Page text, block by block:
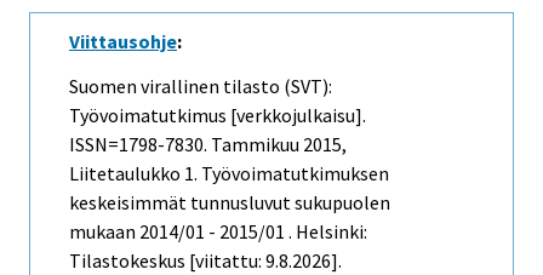
Viittausohje:
Suomen virallinen tilasto (SVT):
Työvoimatutkimus [verkkojulkaisu].
ISSN=1798-7830. Tammikuu 2015,
Liitetaulukko 1. Työvoimatutkimuksen
keskeisimmät tunnusluvut sukupuolen
mukaan 2014/01 - 2015/01 . Helsinki:
Tilastokeskus [viitattu: 9.8.2026].